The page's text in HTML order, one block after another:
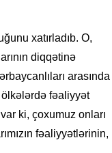
xatırladıb. O,
diqqətinə
arasında
fəaliyyət
ki, çoxumuz onları
fəaliyyətlərinin,